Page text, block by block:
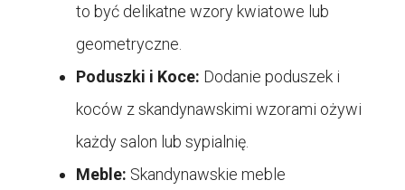
to być delikatne wzory kwiatowe lub
geometryczne.
Poduszki i Koce: Dodanie poduszek i
koców z skandynawskimi wzorami ożywi
każdy salon lub sypialnię.
Meble: Skandynawskie meble